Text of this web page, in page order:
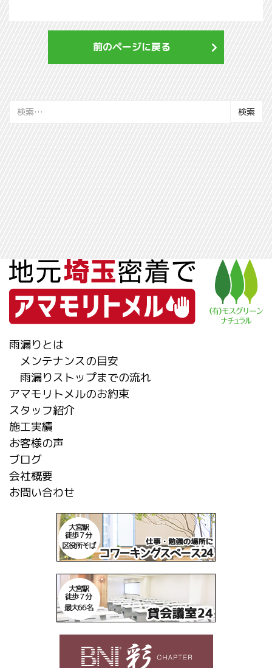
前のページに戻る
検
雨漏りとは
メンテナンスの目安
雨漏りストップまでの流れ
アマモリトメルのお約束
スタッフ紹介
施工実績
お客様の声
ブログ
会社概要
お問い合わせ